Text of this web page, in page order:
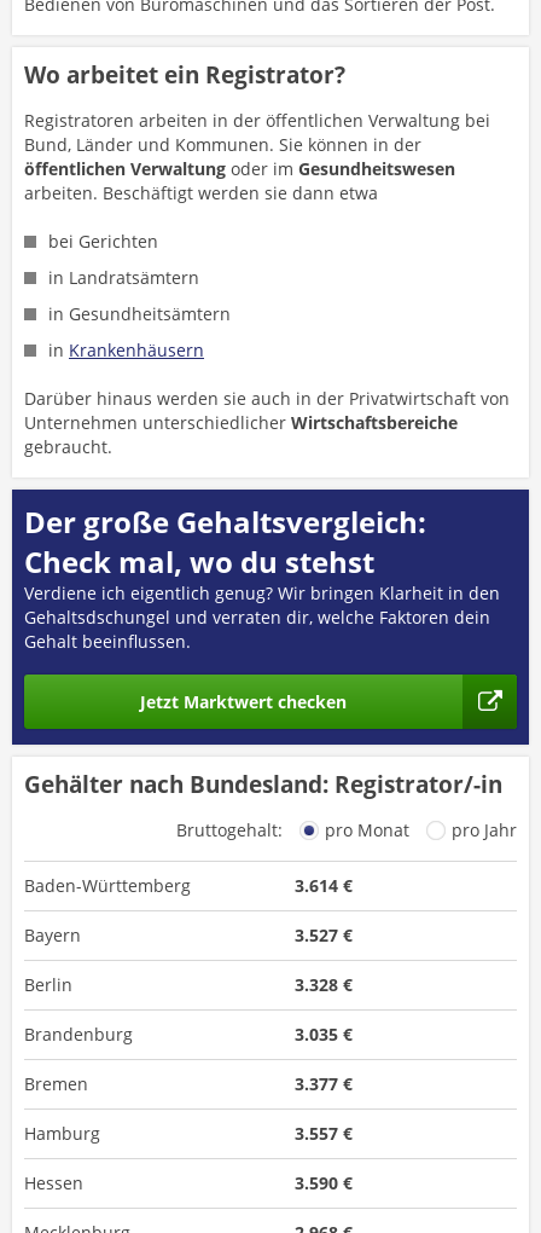
Wo arbeitet ein Registrator?
Registratoren arbeiten in der öffentlichen Verwaltung bei
Bund, Länder und Kommunen. Sie können in der
öffentlichen Verwaltung oder im Gesundheitswesen
arbeiten. Beschäftigt werden sie dann etwa
bei Gerichten
in Landratsämtern
in Gesundheitsämtern
in Krankenhäusern
Darüber hinaus werden sie auch in der Privatwirtschaft von
Unternehmen unterschiedlicher Wirtschaftsbereiche
gebraucht.
Der große Gehaltsvergleich:
Check mal, wo du stehst
Verdiene ich eigentlich genug? Wir bringen Klarheit in den
Gehaltsdschungel und verraten dir, welche Faktoren dein
Gehalt beeinflussen.
Jetzt Marktwert checken
Gehälter nach Bundesland: Registrator/-in
Bruttogehalt: pro Monat pro Jahr
Baden-Württemberg 3.614 €
Bayern 3.527 €
Berlin 3.328 €
Brandenburg 3.035 €
Bremen 3.377 €
Hamburg 3.557 €
Hessen 3.590 €